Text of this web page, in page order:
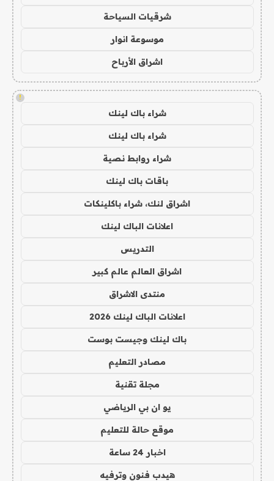
شرقيات السياحة
موسوعة انوار
اشراق الأرباح
!
شراء باك لينك
شراء باك لينك
شراء روابط نصية
باقات باك لينك
اشراق لنك، شراء باكلينكات
اعلانات الباك لينك
التدريس
اشراق العالم عالم كبير
منتدى الاشراق
اعلانات الباك لينك 2026
باك لينك وجيست بوست
مصادر التعليم
مجلة تقنية
يو ان بي الرياضي
موقع حالة للتعليم
اخبار 24 ساعة
هيدب فنون وترفيه